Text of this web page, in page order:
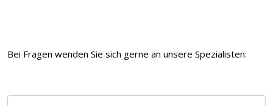
Bei Fragen wenden Sie sich gerne an unsere Spezialisten: